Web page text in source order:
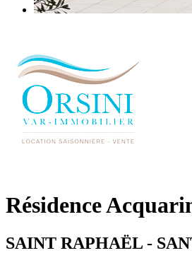
Résidence
SAINT RAPHAËL -